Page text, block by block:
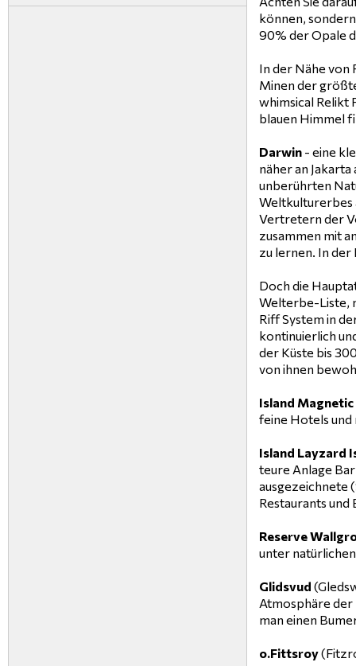
können,
90% der Opale
In der Nähe von
Minen der
whimsical Relikt
blauen Himmel
Darwin - eine
näher an
unberührten
Weltkulturerbes
Vertretern der
zusammen mit
zu lernen. In der
Doch die
Welterbe-Liste,
Riff System in
kontinuierlich
der Küste bis
von ihnen
Island Magnetic
feine Hotels und
Island Layzard
teure Anlage
ausgezeichnete
Restaurants und
Reserve
unter
Glidsvud
Atmosphäre der
man einen
o.Fittsroy